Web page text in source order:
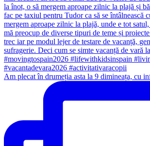
Am plecat în drumeția asta la 9 dimineața, cu